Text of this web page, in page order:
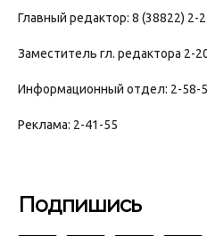
Главный редактор: 8 (38822) 2-
Заместитель гл. редактора 2-
Информационный отдел: 2-58-
Реклама: 2-41-55
Подпишись